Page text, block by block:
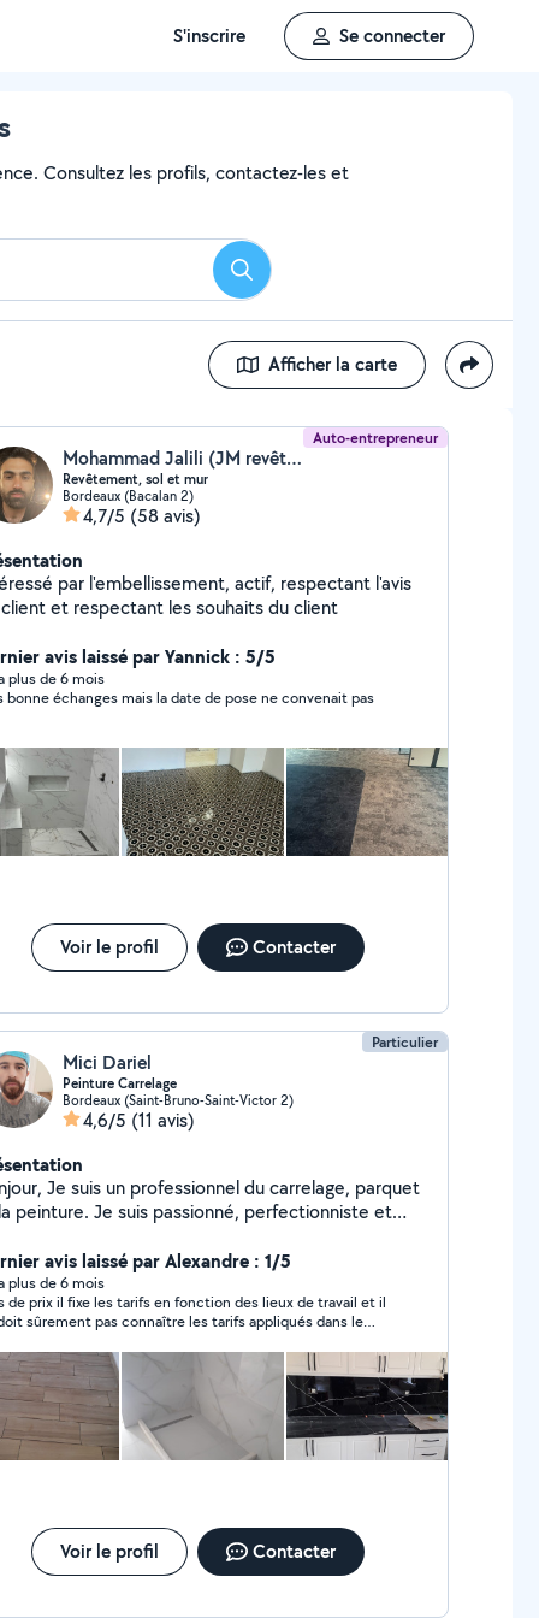
S'inscrire Se connecter
Consultez les profils, contactez-les et
Rechercher
Afficher la carte
Auto-entrepreneur
Mohammad Jalili (JM revêtement, sol et mur)
Revêtement, sol et mur
Bordeaux (Bacalan 2)
4,7/5 (58 avis)
par l'embellissement, actif, respectant l'avis
et respectant les souhaits du client
avis laissé par Yannick : 5/5
plus de 6 mois
bonne échanges mais la date de pose ne convenait pas
Voir le profil Contacter
Particulier
Mici Dariel
Peinture Carrelage
Bordeaux (Saint-Bruno-Saint-Victor 2)
4,6/5 (11 avis)
Je suis un professionnel du carrelage, parquet
peinture. Je suis passionné, perfectionniste et
ou renseignements
avis laissé par Alexandre : 1/5
plus de 6 mois
de prix il fixe les tarifs en fonction des lieux de travail et il
sûrement pas connaître les tarifs appliqués dans le
Voir le profil Contacter